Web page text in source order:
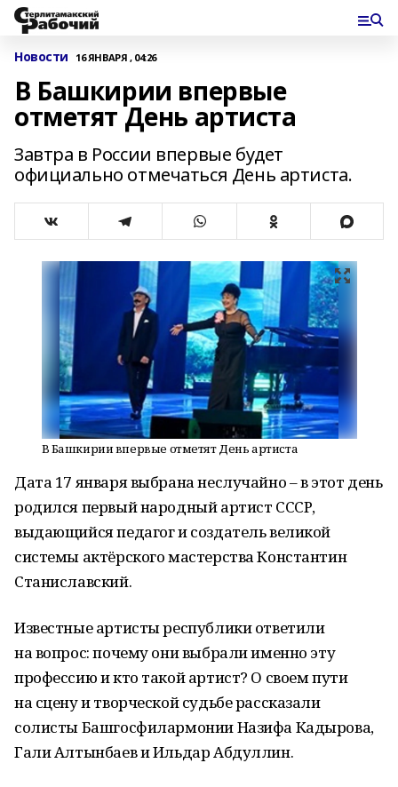
Новости 16 ЯНВАРЯ , 04:26
В Башкирии впервые
отметят День артиста
Завтра в России впервые будет
официально отмечаться День артиста.
В Башкирии впервые отметят День артиста
Дата 17 января выбрана неслучайно – в этот день
родился первый народный артист СССР,
выдающийся педагог и создатель великой
системы актёрского мастерства Константин
Станиславский.
Известные артисты республики ответили
на вопрос: почему они выбрали именно эту
профессию и кто такой артист? О своем пути
на сцену и творческой судьбе рассказали
солисты Башгосфилармонии Назифа Кадырова,
Гали Алтынбаев и Ильдар Абдуллин.